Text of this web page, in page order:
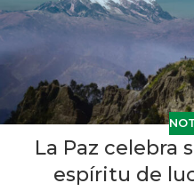
La Paz celebra
espíritu de